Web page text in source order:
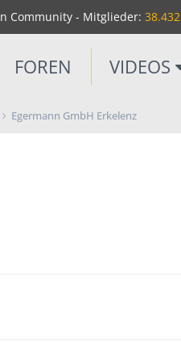
Community - Mitglieder: 38.432
FOREN VIDEOS
Egermann GmbH Erkelenz